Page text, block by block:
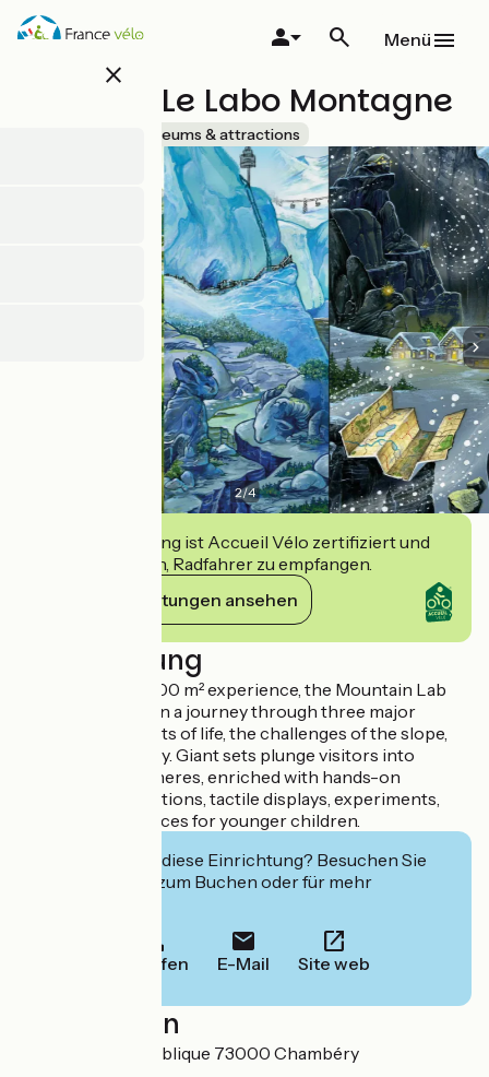
Direkt
zum
close
Menü
Eurêka - Le Labo Montagne
Museums & attractions
2/4
Diese Einrichtung ist Accueil Vélo zertifiziert und
verpflichtet sich, Radfahrer zu empfangen.
Ihre Verpflichtungen ansehen
Beschreibung
In an immersive 500 m² experience, the Mountain Lab
will take visitors on a journey through three major
themes: the secrets of life, the challenges of the slope,
and the Earth's fury. Giant sets plunge visitors into
powerful atmospheres, enriched with hands-on
activities, observations, tactile displays, experiments,
and dedicated spaces for younger children.
Interessiert Sie diese Einrichtung? Besuchen Sie
deren Website zum Buchen oder für mehr
Anrufen E-Mail Site web
Localisation
150 rue de la République 73000 Chambéry